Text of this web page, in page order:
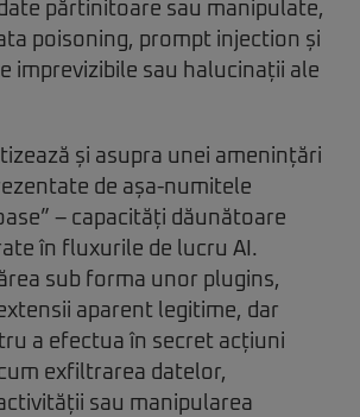
părtinitoare sau manipulate,
poisoning, prompt injection și
imprevizibile sau halucinații ale
și asupra unei amenințări
de așa-numitele
– capacități dăunătoare
în fluxurile de lucru AI.
sub forma unor plugins,
aparent legitime, dar
a efectua în secret acțiuni
exfiltrarea datelor,
sau manipularea